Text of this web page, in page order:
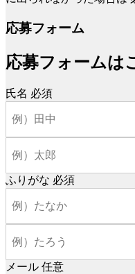
応募フォーム
応募フォームは
氏名 必須
ふりがな 必須
メール 任意